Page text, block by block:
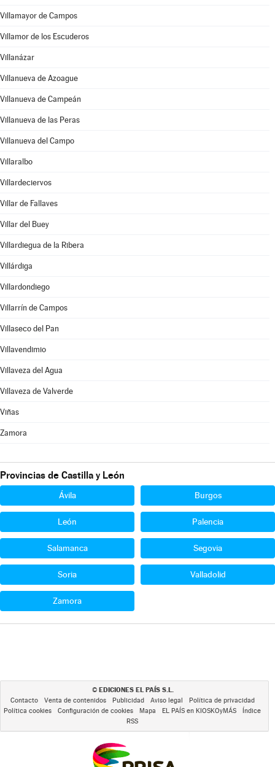
Villamayor de Campos
Villamor de los Escuderos
Villanázar
Villanueva de Azoague
Villanueva de Campeán
Villanueva de las Peras
Villanueva del Campo
Villaralbo
Villardeciervos
Villar de Fallaves
Villar del Buey
Villardiegua de la Ribera
Villárdiga
Villardondiego
Villarrín de Campos
Villaseco del Pan
Villavendimio
Villaveza del Agua
Villaveza de Valverde
Viñas
Zamora
Provincias de Castilla y León
Ávila Burgos
León Palencia
Salamanca Segovia
Soria Valladolid
Zamora
© EDICIONES EL PAÍS S.L.
Contacto Venta de contenidos Publicidad Aviso legal
Política de privacidad
Política cookies
Configuración de cookies Mapa EL PAÍS en KIOSKOyMÁS
Índice
RSS